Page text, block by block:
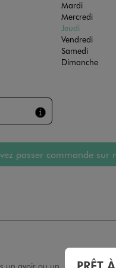
Mardi
Mercredi
Jeudi
Vendredi
Samedi
Dimanche
passer commande